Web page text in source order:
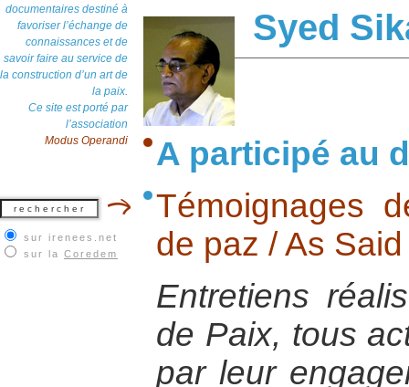
documentaires destiné à
favoriser l’échange de
connaissances et de
savoir faire au service de
la construction d’un art de
la paix.
Ce site est porté par
l’association
Modus Operandi
sur irenees.net
sur la Coredem
Syed
A participé au
Témoignages
de paz / As
Entretiens
de Paix, tous
par leur